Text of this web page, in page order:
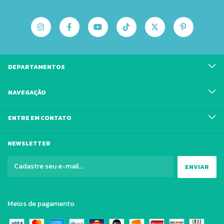
DEPARTAMENTOS
NAVEGAÇÃO
ENTRE EM CONTATO
NEWSLETTER
Meios de pagamento